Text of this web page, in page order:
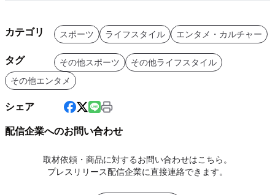
カテゴリ スポーツ ライフスタイル エンタメ・カルチャー
タグ その他スポーツ
その他ライフスタイル
その他エンタメ
シェア
配信企業へのお問い合わせ
取材依頼・商品に対するお問い合わせはこちら。
プレスリリース配信企業に直接連絡できます。